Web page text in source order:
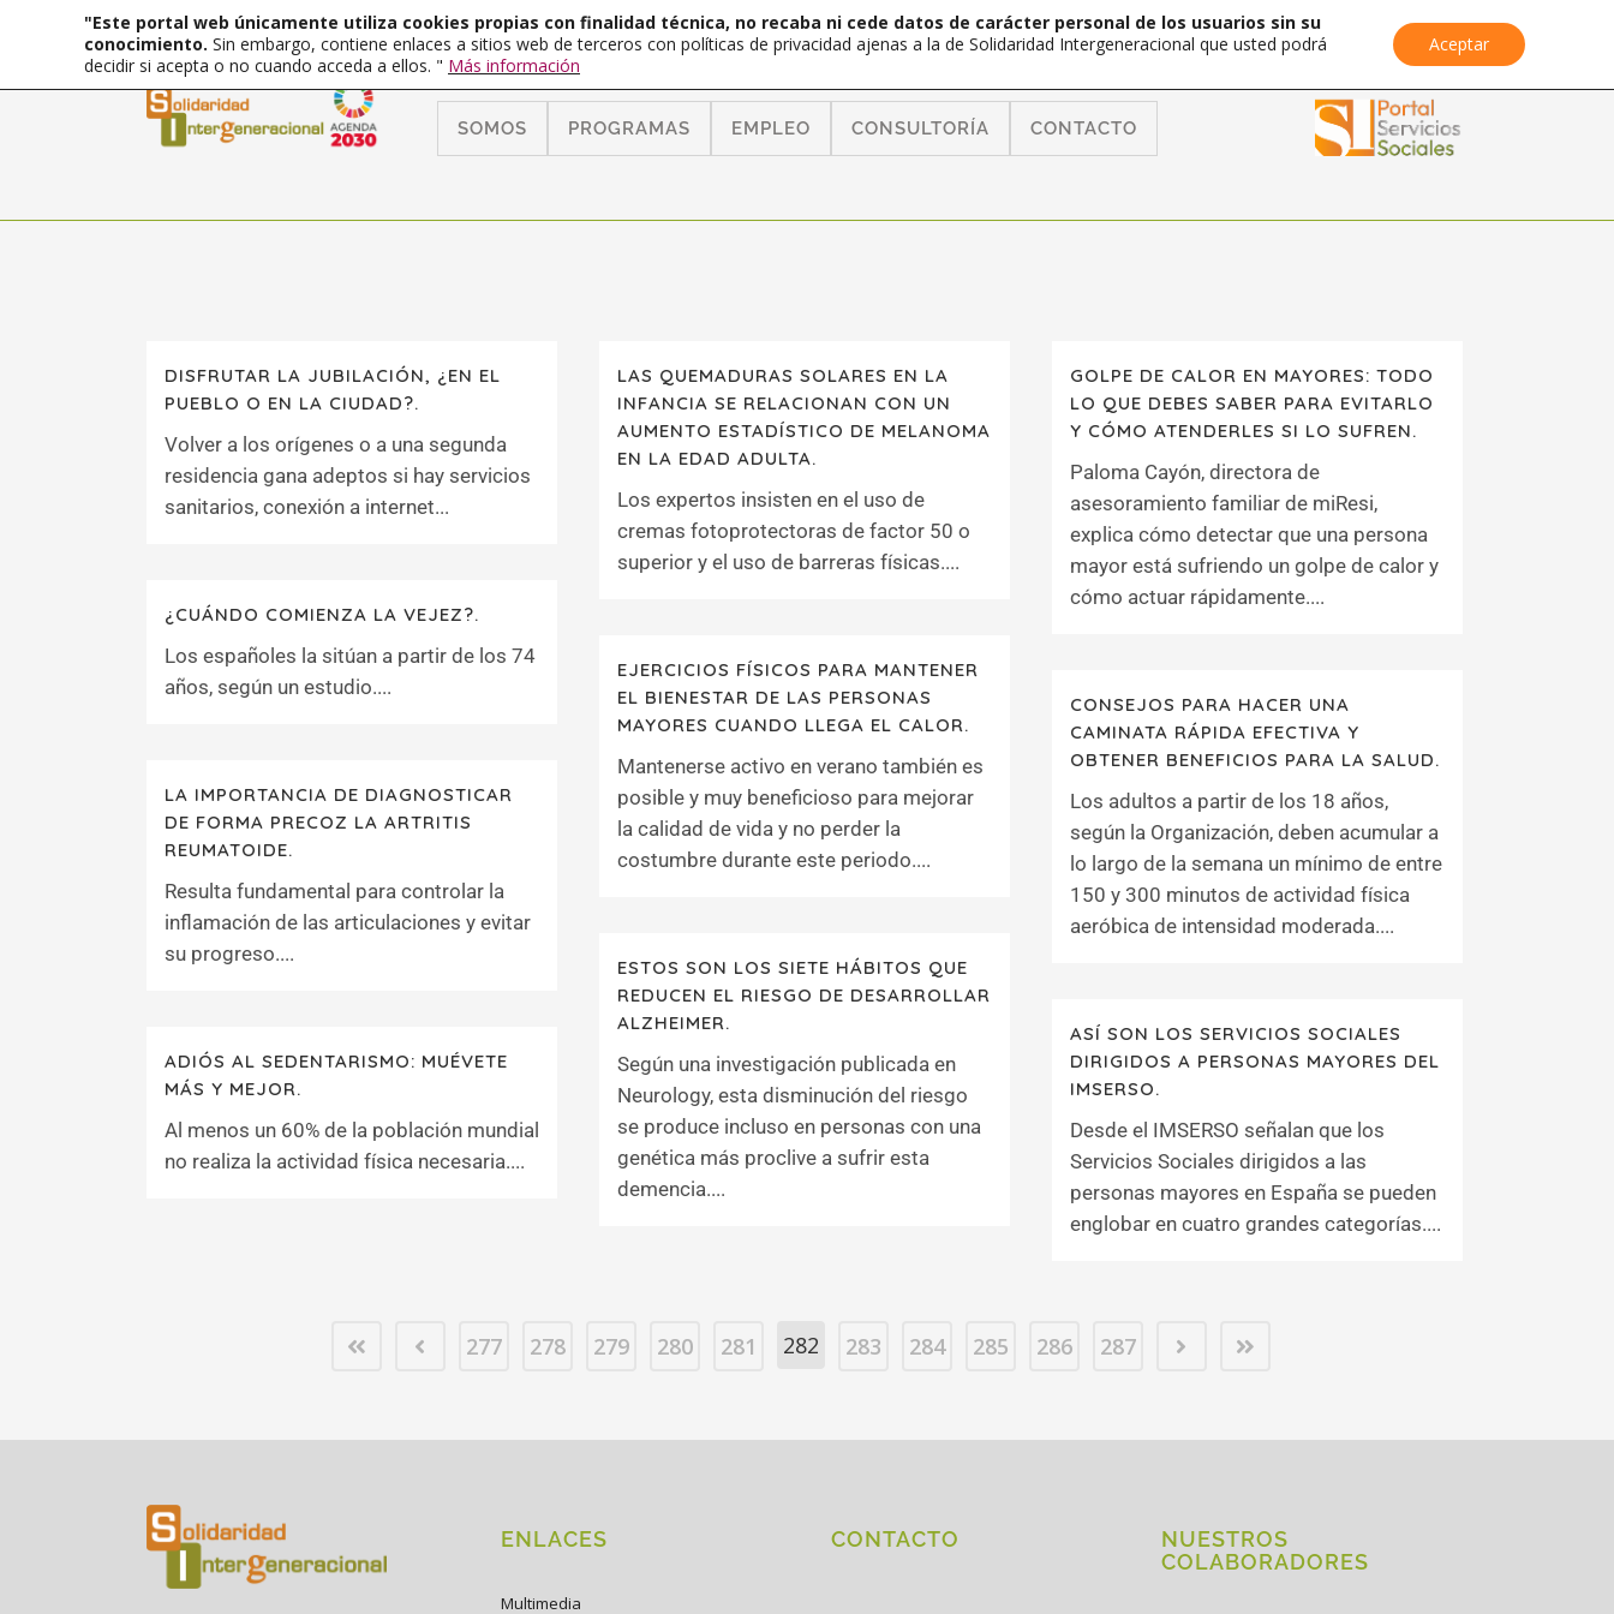
SOMOS PROGRAMAS EMPLEO CONSULTORÍA CONTACTO
DISFRUTAR LA JUBILACIÓN, ¿EN EL
PUEBLO O EN LA CIUDAD?.
Volver a los orígenes o a una segunda
residencia gana adeptos si hay servicios
sanitarios, conexión a internet...
LAS QUEMADURAS SOLARES EN LA
INFANCIA SE RELACIONAN CON UN
AUMENTO ESTADÍSTICO DE MELANOMA
EN LA EDAD ADULTA.
Los expertos insisten en el uso de
cremas fotoprotectoras de factor 50 o
superior y el uso de barreras físicas....
GOLPE DE CALOR EN MAYORES: TODO
LO QUE DEBES SABER PARA EVITARLO
Y CÓMO ATENDERLES SI LO SUFREN.
Paloma Cayón, directora de
asesoramiento familiar de miResi,
explica cómo detectar que una persona
mayor está sufriendo un golpe de calor y
cómo actuar rápidamente....
¿CUÁNDO COMIENZA LA VEJEZ?.
Los españoles la sitúan a partir de los 74
años, según un estudio....
EJERCICIOS FÍSICOS PARA MANTENER
EL BIENESTAR DE LAS PERSONAS
MAYORES CUANDO LLEGA EL CALOR.
Mantenerse activo en verano también es
posible y muy beneficioso para mejorar
la calidad de vida y no perder la
costumbre durante este periodo....
CONSEJOS PARA HACER UNA
CAMINATA RÁPIDA EFECTIVA Y
OBTENER BENEFICIOS PARA LA SALUD.
Los adultos a partir de los 18 años,
según la Organización, deben acumular a
lo largo de la semana un mínimo de entre
150 y 300 minutos de actividad física
aeróbica de intensidad moderada....
LA IMPORTANCIA DE DIAGNOSTICAR
DE FORMA PRECOZ LA ARTRITIS
REUMATOIDE.
Resulta fundamental para controlar la
inflamación de las articulaciones y evitar
su progreso....
ESTOS SON LOS SIETE HÁBITOS QUE
REDUCEN EL RIESGO DE DESARROLLAR
ALZHEIMER.
Según una investigación publicada en
Neurology, esta disminución del riesgo
se produce incluso en personas con una
genética más proclive a sufrir esta
demencia....
ASÍ SON LOS SERVICIOS SOCIALES
DIRIGIDOS A PERSONAS MAYORES DEL
IMSERSO.
Desde el IMSERSO señalan que los
Servicios Sociales dirigidos a las
personas mayores en España se pueden
englobar en cuatro grandes categorías....
ADIÓS AL SEDENTARISMO: MUÉVETE
MÁS Y MEJOR.
Al menos un 60% de la población mundial
no realiza la actividad física necesaria....
277 278 279 280 281 282 283 284 285 286 287
ENLACES
Multimedia
CONTACTO
NUESTROS
COLABORADORES
"Este portal web únicamente utiliza cookies propias con finalidad técnica, no recaba ni cede datos de carácter personal de los usuarios sin su
conocimiento. Sin embargo, contiene enlaces a sitios web de terceros con políticas de privacidad ajenas a la de Solidaridad Intergeneracional que usted podrá
decidir si acepta o no cuando acceda a ellos. " Más información
Aceptar